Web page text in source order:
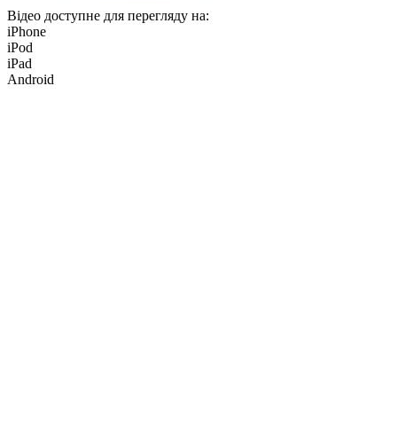
Відео доступне для перегляду на:
iPhone
iPod
iPad
Android